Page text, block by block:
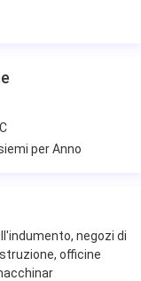
per Anno
negozi di
officine